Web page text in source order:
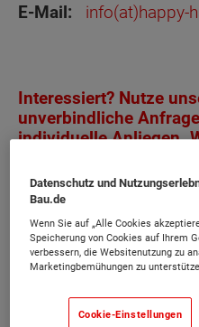
E-Mail:
info(at)happy-
Interessiert? Nutze
unverbindliche
individuelle Anliegen.
Vorname
Datenschutz und
Bau.de
Wenn Sie auf „Alle Cookies
Speicherung von Cookies auf Ihrem
verbessern, die Websitenutzung zu
Marketingbemühungen zu
Cookie-Einstellungen